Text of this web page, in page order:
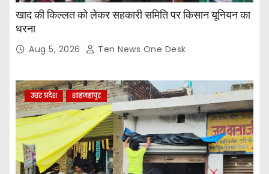
खाद की किल्लत को लेकर सहकारी समिति पर किसान यूनियन का
धरना
Aug 5, 2026 Ten News One Desk
उत्तर प्रदेश शाहजहांपुर